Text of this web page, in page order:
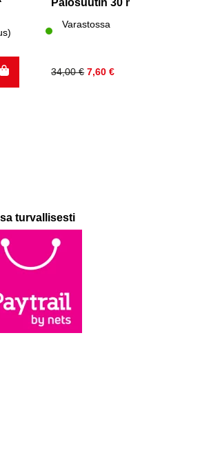
Varastossa
34,00€
Alkuperäinen
7,60€
Nykyinen
turvallisesti